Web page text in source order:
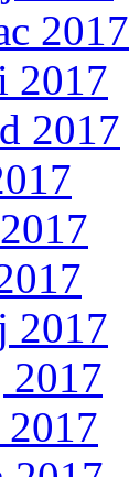
2017
2017
2017
2017
2017